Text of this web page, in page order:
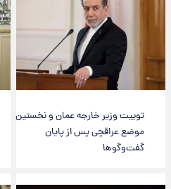
توییت وزیر خارجه عمان و نخستین
موضع عراقچی پس از پایان
گفت‌وگوها